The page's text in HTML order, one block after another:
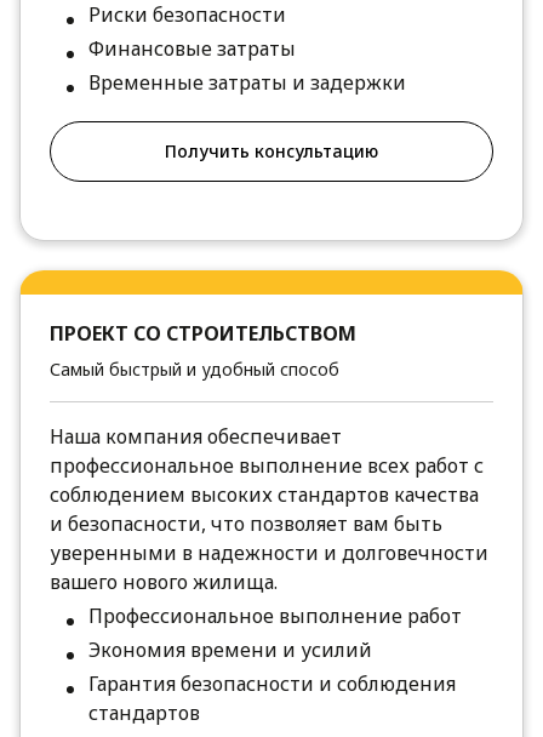
Риски безопасности
Финансовые затраты
Временные затраты и задержки
Получить консультацию
ПРОЕКТ СО СТРОИТЕЛЬСТВОМ
Самый быстрый и удобный способ
Наша компания обеспечивает
профессиональное выполнение всех работ с
соблюдением высоких стандартов качества
и безопасности, что позволяет вам быть
уверенными в надежности и долговечности
вашего нового жилища.
Профессиональное выполнение работ
Экономия времени и усилий
Гарантия безопасности и соблюдения
стандартов